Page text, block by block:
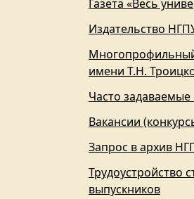
Газета «Весь
Издательство
имени Т.Н.
Часто
Вакансии
Запрос в архив
Трудоустройство
выпускников